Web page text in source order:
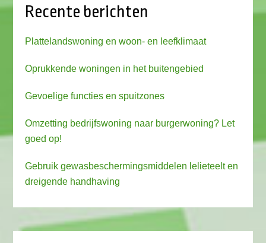
Recente berichten
Plattelandswoning en woon- en leefklimaat
Oprukkende woningen in het buitengebied
Gevoelige functies en spuitzones
Omzetting bedrijfswoning naar burgerwoning? Let
goed op!
Gebruik gewasbeschermingsmiddelen lelieteelt en
dreigende handhaving